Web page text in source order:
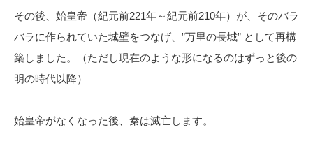
その後、始皇帝（紀元前221年～紀元前210年）が、そのバラ
バラに作られていた城壁をつなげ、”万里の長城” として再構
築しました。（ただし現在のような形になるのはずっと後の
明の時代以降）
始皇帝がなくなった後、秦は滅亡します。